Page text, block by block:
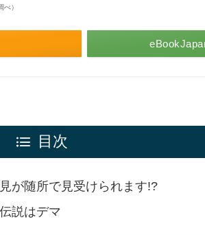
）
目次
が随所で見受けられます!?
説はデマ